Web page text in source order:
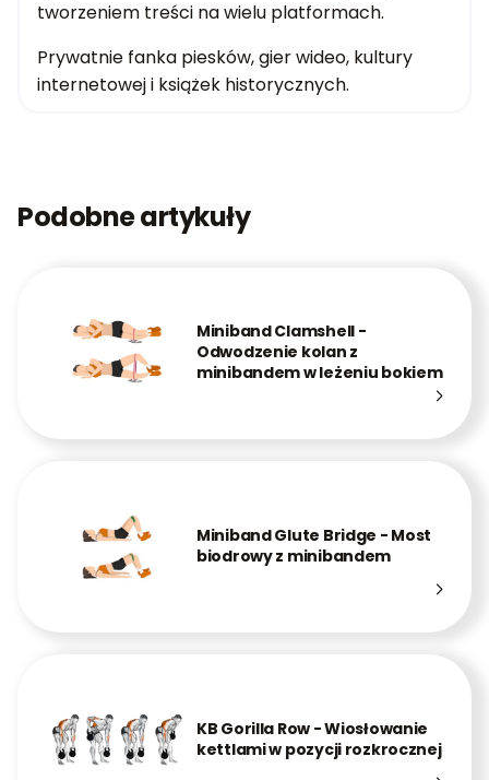
tworzeniem treści na wielu platformach.
Prywatnie fanka piesków, gier wideo, kultury
internetowej i książek historycznych.
Podobne artykuły
Miniband Clamshell -
Odwodzenie kolan z
minibandem w leżeniu bokiem
Miniband Glute Bridge - Most
biodrowy z minibandem
KB Gorilla Row - Wiosłowanie
kettlami w pozycji rozkrocznej